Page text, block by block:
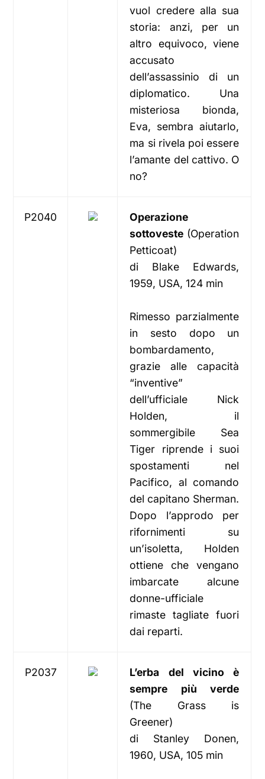
vuol credere alla sua
storia: anzi, per un
altro equivoco, viene
accusato
dell’assassinio di un
diplomatico. Una
misteriosa bionda,
Eva, sembra aiutarlo,
ma si rivela poi essere
l’amante del cattivo. O
no?
P2040
Operazione
sottoveste (Operation
Petticoat)
di Blake Edwards,
1959, USA, 124 min
Rimesso parzialmente
in sesto dopo un
bombardamento,
grazie alle capacità
“inventive”
dell’ufficiale Nick
Holden, il
sommergibile Sea
Tiger riprende i suoi
spostamenti nel
Pacifico, al comando
del capitano Sherman.
Dopo l’approdo per
rifornimenti su
un’isoletta, Holden
ottiene che vengano
imbarcate alcune
donne-ufficiale
rimaste tagliate fuori
dai reparti.
P2037
L’erba del vicino è
sempre più verde
(The Grass is
Greener)
di Stanley Donen,
1960, USA, 105 min